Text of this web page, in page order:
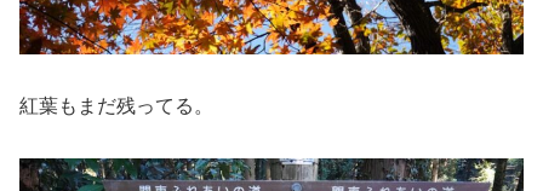
紅葉もまだ残ってる。